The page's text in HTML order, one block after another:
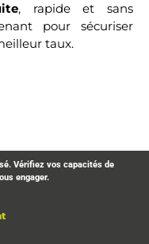
, rapide et sans
pour sécuriser
taux.
Vérifiez vos capacités de
engager.